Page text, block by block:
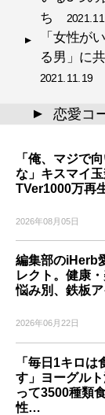
ち
「女性が
る男」に
2021.11.19
▲ 恋愛コ
「俺、マジで
な」キスマイ玉
TVer1000万再
2026年08月05日
編集部のiHerb
レクト。健康
悩み別、鉄板
2026年06月22日
「毎日1キロは
す」ヨーグル
って3500種類
性…